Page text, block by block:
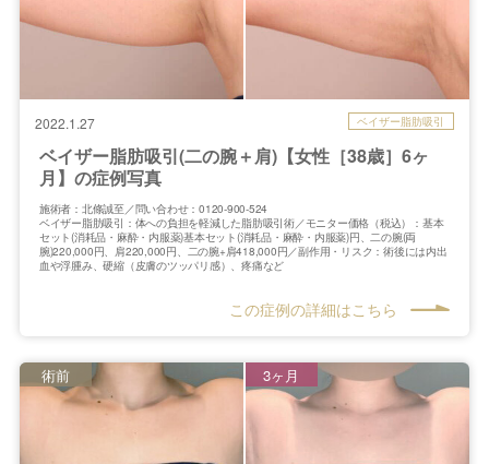
2022.1.27 ベイザー脂肪吸引
ベイザー脂肪吸引(二の腕＋肩)【女性［38歳］6ヶ
月】の症例写真
施術者：北條誠至／問い合わせ：0120-900-524
ベイザー脂肪吸引：体への負担を軽減した脂肪吸引術／モニター価格（税込）：基本
セット(消耗品・麻酔・内服薬)基本セット(消耗品・麻酔・内服薬)円、二の腕(両
腕)220,000円、肩220,000円、二の腕+肩418,000円／副作用・リスク：術後には内出
血や浮腫み、硬縮（皮膚のツッパリ感）、疼痛など
この症例の詳細はこちら
術前 3ヶ月